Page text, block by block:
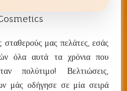
μας πελάτες, εσάς
όλα αυτά τα χρόνια που
πολύτιμο! Βελτιώσεις,
μάς οδήγησε σε μία σειρά